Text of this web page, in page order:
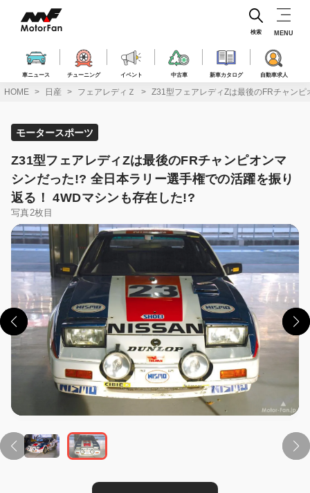
ス
車ニュース チューニング イベント 中古車 新車カタログ 自動車求人
検索 MENU
HOME 日産 フェアレディＺ Z31型フェアレディZは最後のFRチャン
モータースポーツ
Z31型フェアレディZは最後のFRチャンピオンマ
シンだった!? 全日本ラリー選手権での活躍を振り
返る！ 4WDマシンも存在した!?
写真2枚目
この画像の記事を読む